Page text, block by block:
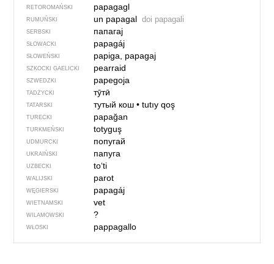
RETOROMAŃSKI papagagl
RUMUŃSKI un papagal doi papagali
SERBSKI папагај
SŁOWACKI papagáj
SŁOWEŃSKI papiga, papagaj
SZKOCKI GAELICKI pearraid
SZWEDZKI papegoja
TADŻYCKI тӯтӣ
TATARSKI тутый кош• tutıy qoş
TURECKI papağan
TURKMEŃSKI totyguş
UDMURCKI попугай
UKRAIŃSKI папуга
UZBECKI toʻti
WALIJSKI parot
WĘGIERSKI papagáj
WIETNAMSKI vet
WILAMOWSKI ?
WŁOSKI pappagallo